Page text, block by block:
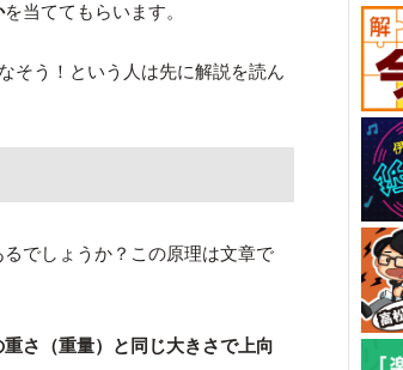
を当ててもらいます。
そう！という人は先に解説を読ん
でしょうか？この原理は文章で
さ（重量）と同じ大きさで上向